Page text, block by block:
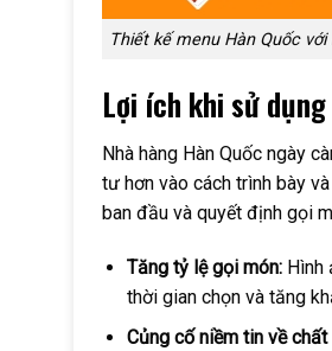
Thiết kế menu Hàn Quốc
Lợi ích khi sử
Nhà hàng Hàn Quốc ngày
tư hơn vào cách trình bày
ban đầu và quyết định gọi
Tăng tỷ lệ gọi món:Hình
thời gian chọn và tăng
Củng cố niềm tin về